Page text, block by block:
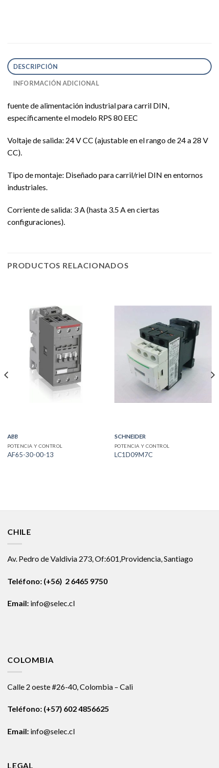
DESCRIPCIÓN
INFORMACIÓN ADICIONAL
fuente de alimentación industrial para carril DIN,
específicamente el modelo RPS 80 EEC
Voltaje de salida: 24 V CC (ajustable en el rango de 24 a 28 V
CC).
Tipo de montaje: Diseñado para carril/riel DIN en entornos
industriales.
Corriente de salida: 3 A (hasta 3.5 A en ciertas
configuraciones).
PRODUCTOS RELACIONADOS
ABB
POTENCIA Y CONTROL
AF65-30-00-13
SCHNEIDER
POTENCIA Y CONTROL
LC1D09M7C
CHILE
Av. Pedro de Valdivia 273, Of:601,Providencia, Santiago
Teléfono: (+56) 2 6465 9750
Email: info@selec.cl
COLOMBIA
Calle 2 oeste #26-40, Colombia – Cali
Teléfono: (+57) 602 4856625
Email: info@selec.cl
LEGAL